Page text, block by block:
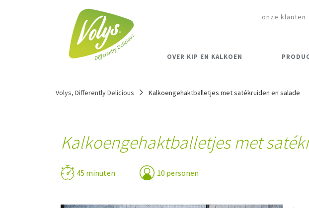
onze klanten
OVER KIP EN KALKOEN
Volys, Differently Delicious Kalkoengehaktballetjes met satékruiden en salade
Kalkoengehaktballetjes met
45 minuten 10 personen